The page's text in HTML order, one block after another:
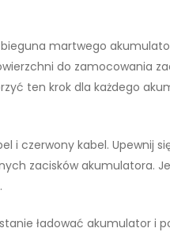
martwego
do zamocowania
ten krok dla każdego
i czerwony kabel. Upewnij
zacisków akumulatora.
ładować akumulator i